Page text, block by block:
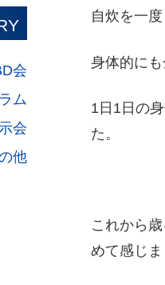
会
ム
会
他
自炊を一
身体的に
1日1日の
た。
これから
めて感じま